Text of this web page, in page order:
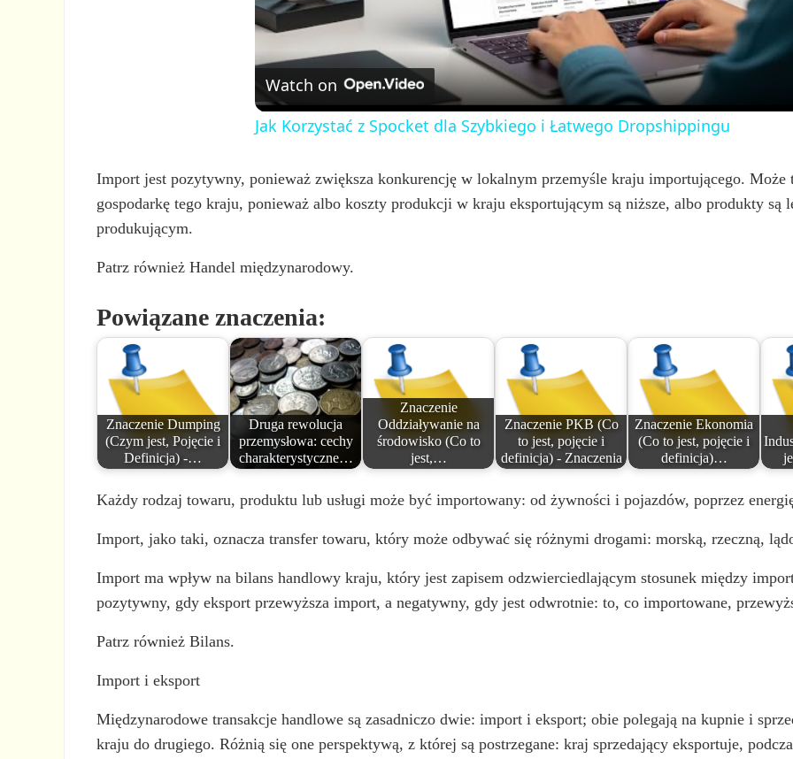
a
y
i
Watch on
Jak Korzystać z Spocket dla Szybkiego i Łatwego Dropshippingu
Import jest pozytywny, ponieważ zwiększa konkurencję w lokalnym przemyśle kraju importującego.
gospodarkę tego kraju, ponieważ albo koszty produkcji w kraju eksportującym są niższe, albo produkty są
produkującym.
Patrz również Handel międzynarodowy.
Powiązane znaczenia:
Znaczenie Dumping
(Czym jest, Pojęcie i
Definicja) -…
Druga rewolucja
przemysłowa: cechy
charakterystyczne…
Znaczenie
Oddziaływanie na
środowisko (Co to
jest,…
Znaczenie PKB (Co
to jest, pojęcie i
definicja) - Znaczenia
Znaczenie Ekonomia
(Co to jest, pojęcie i
definicja)…
Każdy rodzaj towaru, produktu lub usługi może być importowany: od żywności i pojazdów, poprzez
Import, jako taki, oznacza transfer towaru, który może odbywać się różnymi drogami: morską, rzeczną,
Import ma wpływ na bilans handlowy kraju, który jest zapisem odzwierciedlającym stosunek między
pozytywny, gdy eksport przewyższa import, a negatywny, gdy jest odwrotnie: to, co importowane,
Patrz również Bilans.
Import i eksport
Międzynarodowe transakcje handlowe są zasadniczo dwie: import i eksport; obie polegają na kupnie i
kraju do drugiego. Różnią się one perspektywą, z której są postrzegane: kraj sprzedający eksportuje,